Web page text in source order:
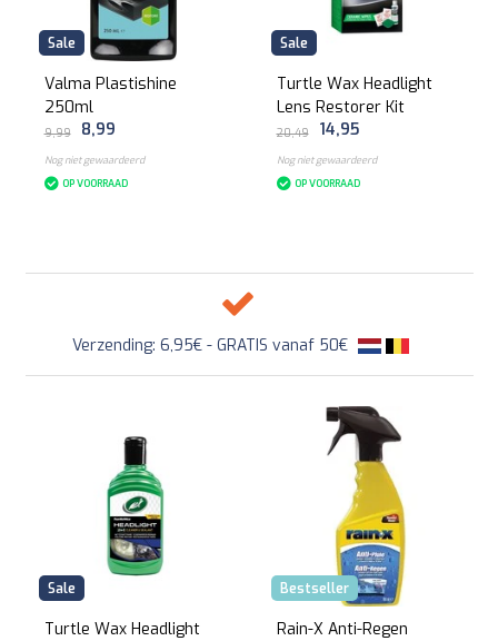
Sale
Valma Plastishine
250ml
9,99 8,99
Nog niet gewaardeerd
OP VOORRAAD
Sale
Turtle Wax Headlight
Lens Restorer Kit
20,49 14,95
Nog niet gewaardeerd
OP VOORRAAD
Verzending: 6,95€ - GRATIS vanaf 50€
Sale
Turtle Wax Headlight
Bestseller
Rain-X Anti-Regen